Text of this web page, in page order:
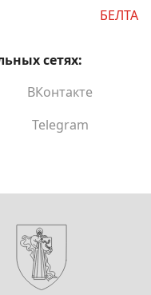
БЕЛТА
сетях:
ВКонтакте
Telegram